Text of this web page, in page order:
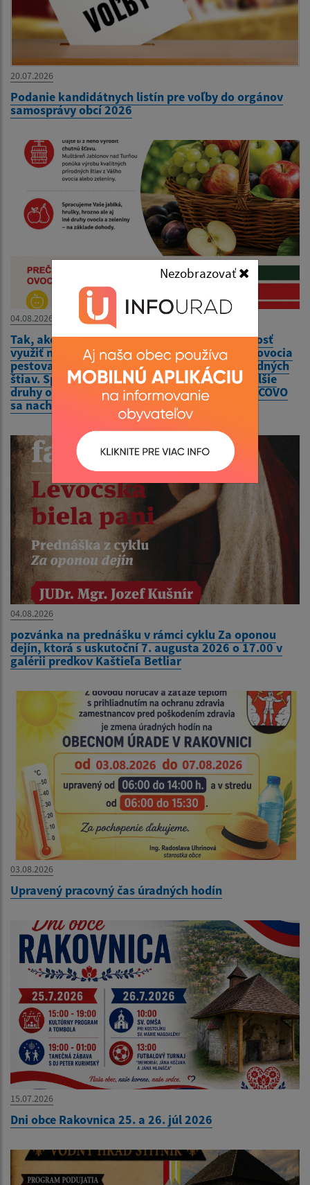
Nezobrazovať
20.07.2026
Podanie kandidátnych listín pre voľby do orgánov
samosprávy obcí 2026
04.08.2026
Tak, ako každý rok, aj tento ponúkame možnosť
využiť naše služby muštovania – spracovanie ovocia
pestovateľov a výrobu kvalitných 100% prírodných
štiav. Spracujeme jablká, hrušky, hrozno a ďalšie
druhy ovocia a zeleniny. Naša prevádzka OVOCOVO
sa nachádza
04.08.2026
pozvánka na prednášku v rámci cyklu Za oponou
dejín, ktorá s uskutoční 7. augusta 2026 o 17.00 v
galérii predkov Kaštieľa Betliar
03.08.2026
Upravený pracovný čas úradných hodín
15.07.2026
Dni obce Rakovnica 25. a 26. júl 2026